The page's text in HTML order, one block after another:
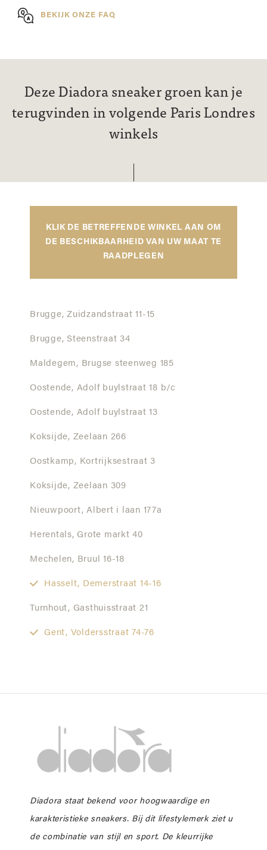
BEKIJK ONZE FAQ
Deze Diadora sneaker groen kan je
terugvinden in volgende Paris Londres
winkels
KLIK DE BETREFFENDE WINKEL AAN OM
DE BESCHIKBAARHEID VAN UW MAAT TE
RAADPLEGEN
Brugge, Zuidzandstraat 11-15
Brugge, Steenstraat 34
Maldegem, Brugse steenweg 185
Oostende, Adolf buylstraat 18 b/c
Oostende, Adolf buylstraat 13
Koksijde, Zeelaan 266
Oostkamp, Kortrijksestraat 3
Koksijde, Zeelaan 309
Nieuwpoort, Albert i laan 177a
Herentals, Grote markt 40
Mechelen, Bruul 16-18
Hasselt, Demerstraat 14-16
Turnhout, Gasthuisstraat 21
Gent, Voldersstraat 74-76
Diadora staat bekend voor hoogwaardige en
karakteristieke sneakers. Bij dit lifestylemerk ziet u
de combinatie van stijl en sport. De kleurrijke